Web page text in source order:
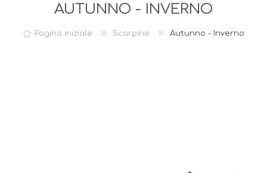
ACCESSOAUTUNNO - INVERNO
Pagina iniziale Scarpine Autunno - Inverno